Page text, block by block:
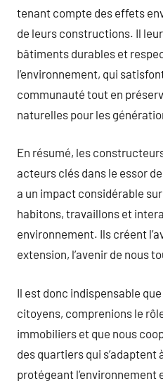
tenant compte des effets
de leurs constructions. Il
bâtiments durables et
l’environnement, qui
communauté tout en
naturelles pour les
En résumé, les
acteurs clés dans le essor
a un impact considérable
habitons, travaillons et
environnement. Ils créent
extension, l’avenir de nous
Il est donc indispensable
citoyens, comprenions le
immobiliers et que nous
des quartiers qui s’adaptent
protégeant l’environnement